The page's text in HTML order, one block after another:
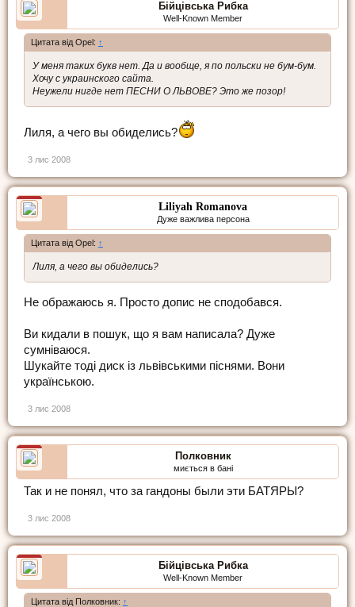
Бійцівська Рибка
Well-Known Member
Цитата від Opel: ↑
У меня таких букв нет. Да и вообще, я по польски не бум-бум.
Хочу с украинского сайта.
Неужели нигде нет ПЕСНИ О ЛЬВОВЕ? Это же позор!
Лиля, а чего вы обиделись?
3 лис 2008
Liliyah Romanova
Дуже важлива персона
Цитата від Opel: ↑
Лиля, а чего вы обиделись?
Не ображаюсь я. Просто допис не сподобався.
Ви кидали в пошук, що я вам написала? Дуже
сумніваюся.
Шукайте тоді диск із львівськими піснями. Вони
українською.
3 лис 2008
Полковник
миється в бані
Так и не понял, что за гандоны были эти БАТЯРЫ?
3 лис 2008
Бійцівська Рибка
Well-Known Member
Цитата від Полковник: ↑